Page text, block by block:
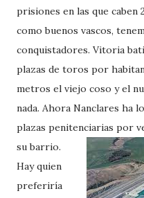
prisiones en las que caben
como buenos vascos,
conquistadores. Vitoria
plazas de toros por
metros el viejo coso y el
nada. Ahora Nanclares ha
plazas penitenciarias por
su barrio.
Hay quien
preferiría